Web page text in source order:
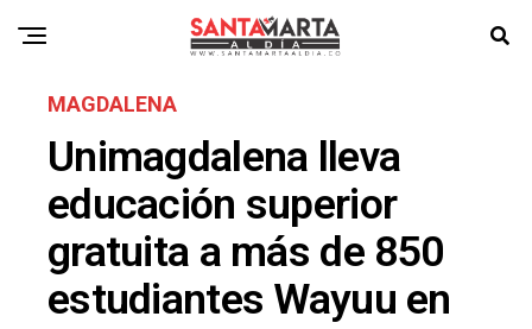
MAGDALENA
Unimagdalena lleva
educación superior
gratuita a más de 850
estudiantes Wayuu en